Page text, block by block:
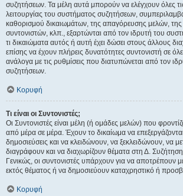
συζητήσεων. Τα μέλη αυτά μπορούν να ελέγχουν όλες
λειτουργίας του συστήματος συζητήσεων,
καθορισμού δικαιωμάτων, της απαγόρευσης μελών,
συντονιστών, κλπ., εξαρτώνται από τον ιδρυτή του
τι δικαιώματα αυτός ή αυτή έχει δώσει στους άλλους
επίσης να έχουν πλήρεις δυνατότητες συντονιστή σε
ανάλογα με τις ρυθμίσεις που διατυπώνεται από τον
συζητήσεων.
Κορυφή
Τι είναι οι Συντονιστές;
Οι Συντονιστές είναι μέλη (ή ομάδες μελών) που
από μέρα σε μέρα. Έχουν το δικαίωμα να
δημοσιεύσεις και να κλειδώνουν, να ξεκλειδώνουν, να
διαγράφουν και να διαχωρίζουν θέματα στη Δ.
Γενικώς, οι συντονιστές υπάρχουν για να αποτρέπουν
εκτός θέματος ή να δημοσιεύουν καταχρηστικό ή
Κορυφή